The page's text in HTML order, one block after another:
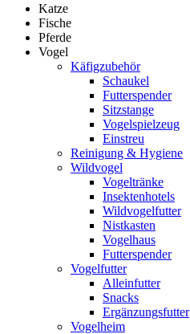
Katze
Fische
Pferde
Vogel
Käfigzubehör
Schaukel
Futterspender
Sitzstange
Vogelspielzeug
Einstreu
Reinigung & Hygiene
Wildvogel
Vogeltränke
Insektenhotels
Wildvogelfutter
Nistkasten
Vogelhaus
Futterspender
Vogelfutter
Alleinfutter
Snacks
Ergänzungsfutter
Vogelheim